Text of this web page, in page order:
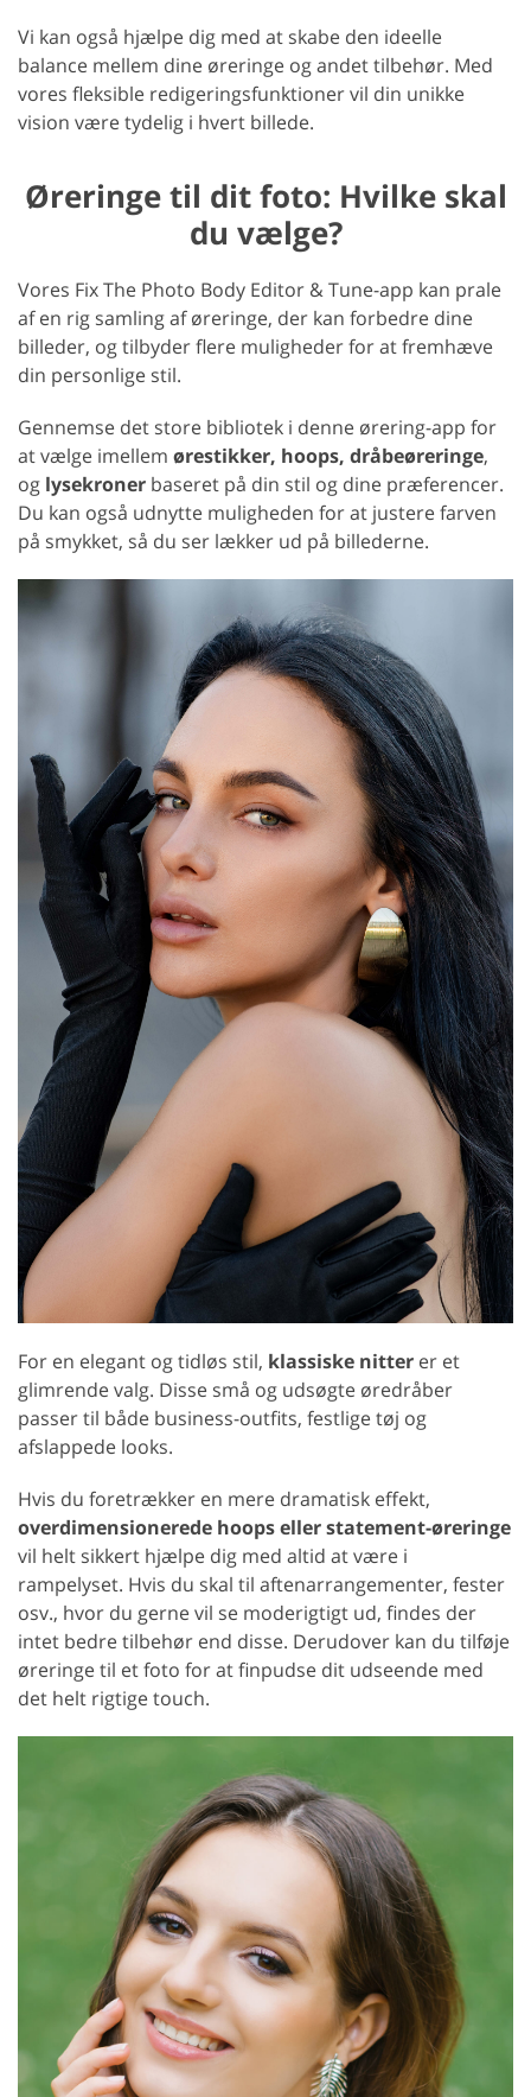
Vi kan også hjælpe dig med at skabe den ideelle
balance mellem dine øreringe og andet tilbehør. Med
vores fleksible redigeringsfunktioner vil din unikke
vision være tydelig i hvert billede.
Øreringe til dit foto: Hvilke skal
du vælge?
Vores Fix The Photo Body Editor & Tune-app kan prale
af en rig samling af øreringe, der kan forbedre dine
billeder, og tilbyder flere muligheder for at fremhæve
din personlige stil.
Gennemse det store bibliotek i denne ørering-app for
at vælge imellem ørestikker, hoops, dråbeøreringe,
og lysekroner baseret på din stil og dine præferencer.
Du kan også udnytte muligheden for at justere farven
på smykket, så du ser lækker ud på billederne.
For en elegant og tidløs stil, klassiske nitter er et
glimrende valg. Disse små og udsøgte øredråber
passer til både business-outfits, festlige tøj og
afslappede looks.
Hvis du foretrækker en mere dramatisk effekt,
overdimensionerede hoops eller statement-øreringe
vil helt sikkert hjælpe dig med altid at være i
rampelyset. Hvis du skal til aftenarrangementer, fester
osv., hvor du gerne vil se moderigtigt ud, findes der
intet bedre tilbehør end disse. Derudover kan du tilføje
øreringe til et foto for at finpudse dit udseende med
det helt rigtige touch.